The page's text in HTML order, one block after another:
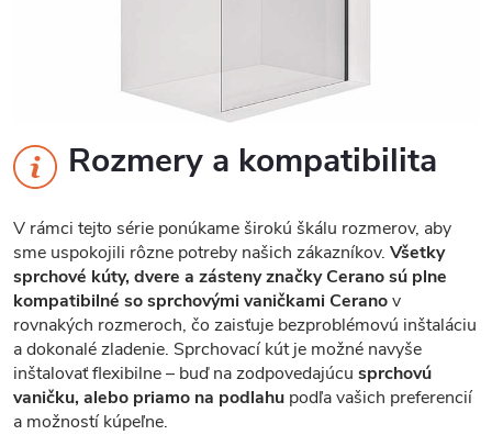
Rozmery a kompatibilita
V rámci tejto série ponúkame širokú škálu rozmerov, aby
sme uspokojili rôzne potreby našich zákazníkov. Všetky
sprchové kúty, dvere a zásteny značky Cerano sú plne
kompatibilné so sprchovými vaničkami Ceranov
rovnakých rozmeroch, čo zaisťuje bezproblémovú inštaláciu
a dokonalé zladenie. Sprchovací kút je možné navyše
inštalovať flexibilne – buď na zodpovedajúcu sprchovú
vaničku, alebo priamo na podlahu podľa vašich preferencií
a možností kúpeľne.